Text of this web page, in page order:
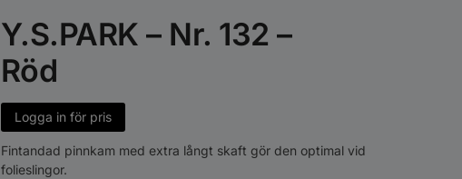
Y.S.PARK – Nr. 132 –
Röd
Logga in för pris
Fintandad pinnkam med extra långt skaft gör den optimal vid
folieslingor.